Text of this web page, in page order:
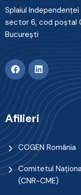
Splaiul Independenţei
sector 6, cod poştal
Bucureşti
Afilieri
COGEN România
Comitetul
(CNR-CME)